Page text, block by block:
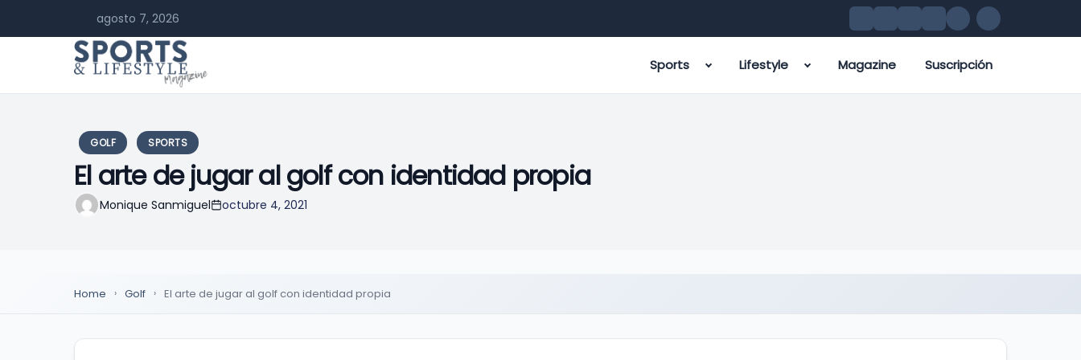
agosto 7, 2026
Sports Lifestyle Magazine Suscripción
GOLF SPORTS
El arte de jugar al golf con identidad propia
Monique Sanmiguel octubre 4, 2021
Home Golf El arte de jugar al golf con identidad propia